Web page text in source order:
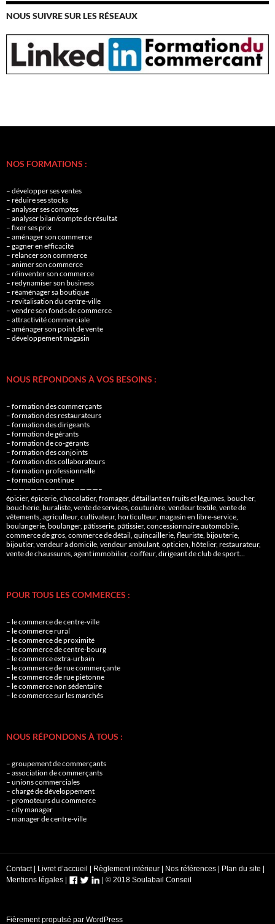
NOUS SUIVRE SUR LES RÉSEAUX
NOS FORMATIONS :
– développer ses ventes
– réduire ses stocks
– analyser ses comptes
– analyser bilan/compte de résultat
– fixer ses prix
– aménager son commerce
– gagner en efficacité
– relancer son commerce
– animer son commerce
– réinventer son commerce
– redynamiser son business
– réaménager sa boutique
– revitalisation du centre-ville
– vendre son fonds de commerce
– attractivité commerciale
– aménager son point de vente
– développement magasin
NOUS RÉPONDONS À VOS BESOINS :
– formation des commerçants
– formation des restaurateurs
– formation des dirigeants
– formation de gérants
– formation de co-gérants
– formation des conjoints
– formation des collaborateurs
– formation professionnelle
– formation continue
———————————————–
épicier, épicerie, chocolatier, fromager, détaillant en fruits et légumes, boucher,
boucherie, buraliste, vente de services, couturière, vendeur textile, vente de
vêtements, agriculteur, cultivateur, horticulteur, magasin en libre-service,
boulangerie, boulanger, pâtisserie, pâtissier, concessionnaire automobile,
commerce de gros, commerce de détail, quincaillerie, fleuriste, bijouterie,
bijoutier, vendeur à domicile, vendeur ambulant, opticien, hôtelier, restaurateur,
vente de chaussures, agent immobilier, coiffeur, dirigeant de club de sport…
POUR TOUS LES COMMERCES :
– le commerce de centre-ville
– le commerce rural
– le commerce de proximité
– le commerce de centre-bourg
– le commerce extra-urbain
– le commerce de rue commerçante
– le commerce de rue piétonne
– le commerce non sédentaire
– le commerce sur les marchés
NOUS RÉPONDONS À TOUS :
– groupement de commerçants
– association de commerçants
– unions commerciales
– chargé de développement
– promoteurs du commerce
– city manager
– manager de centre-ville
Contact| Livret d’accueil Règlement intérieur Nos références Plan du site
Mentions légales
© 2018 Soulabail Conseil
Fièrement propulsé par WordPress